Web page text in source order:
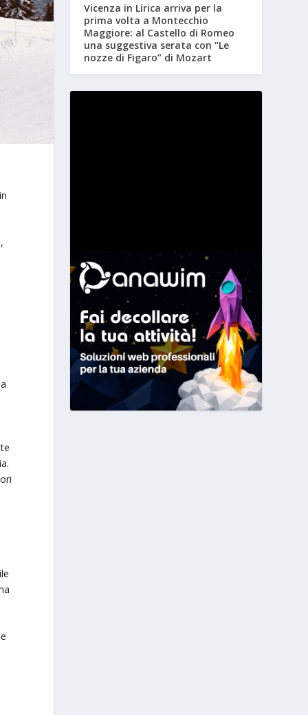
Vicenza in Lirica arriva per la
prima volta a Montecchio
Maggiore: al Castello di Romeo
una suggestiva serata con “Le
nozze di Figaro” di Mozart